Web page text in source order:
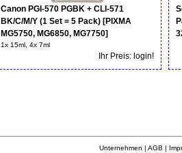
Canon PGI-570 PGBK + CLI-571
BK/C/M/Y (1 Set = 5 Pack) [PIXMA
MG5750, MG6850, MG7750]
1x 15ml, 4x 7ml
Ihr Preis: login!
Unternehmen | AGB |